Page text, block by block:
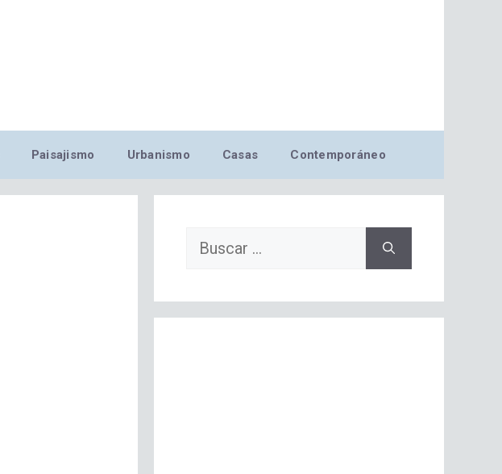
Paisajismo Urbanismo Casas Contemporáneo
Buscar: